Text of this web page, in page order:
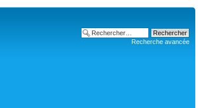
Recherche avancée